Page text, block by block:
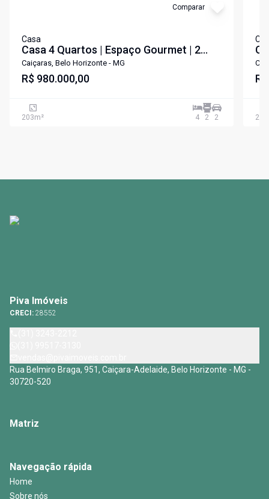
Comparar
Casa
Casa 4 Quartos | Espaço Gourmet | 2
Vagas
Caiçaras, Belo Horizonte - MG
R$ 980.000,00
203m² 4 2 2 240
Piva Imóveis
CRECI: 28552
Rua Belmiro Braga, 951, Caiçara-Adelaide, Belo Horizonte - MG -
30720-520
Matriz
Navegação rápida
Home
Sobre nós